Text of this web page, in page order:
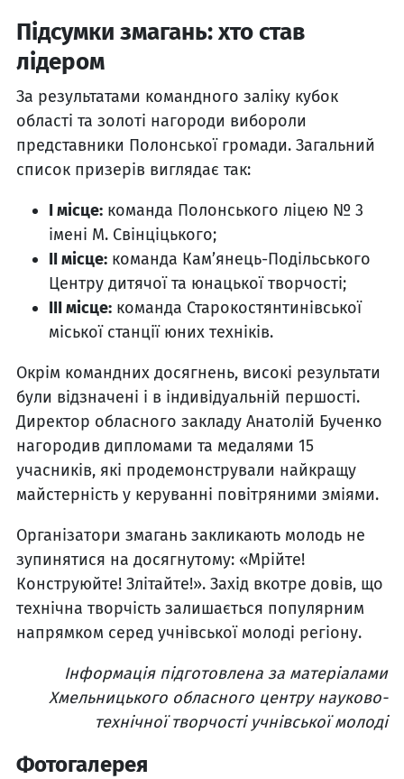
Підсумки змагань: хто став
лідером
За результатами командного заліку кубок
області та золоті нагороди вибороли
представники Полонської громади. Загальний
список призерів виглядає так:
I місце: команда Полонського ліцею № 3
імені М. Свінціцького;
II місце: команда Кам’янець-Подільського
Центру дитячої та юнацької творчості;
III місце: команда Старокостянтинівської
міської станції юних техніків.
Окрім командних досягнень, високі результати
були відзначені і в індивідуальній першості.
Директор обласного закладу Анатолій Бученко
нагородив дипломами та медалями 15
учасників, які продемонстрували найкращу
майстерність у керуванні повітряними зміями.
Організатори змагань закликають молодь не
зупинятися на досягнутому: «Мрійте!
Конструюйте! Злітайте!». Захід вкотре довів, що
технічна творчість залишається популярним
напрямком серед учнівської молоді регіону.
Інформація підготовлена за матеріалами
Хмельницького обласного центру науково-
технічної творчості учнівської молоді
Фотогалерея